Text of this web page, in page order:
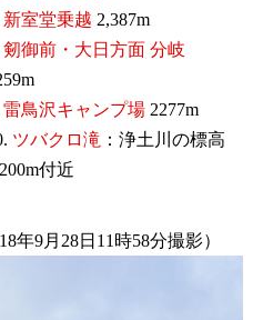
新室堂乗越 2,387m
剱御前・大日方面 分岐
雷鳥沢キャンプ場 2277m
ツバクロ滝 ：浄土川の標高
付近
年9月28日11時58分撮影）